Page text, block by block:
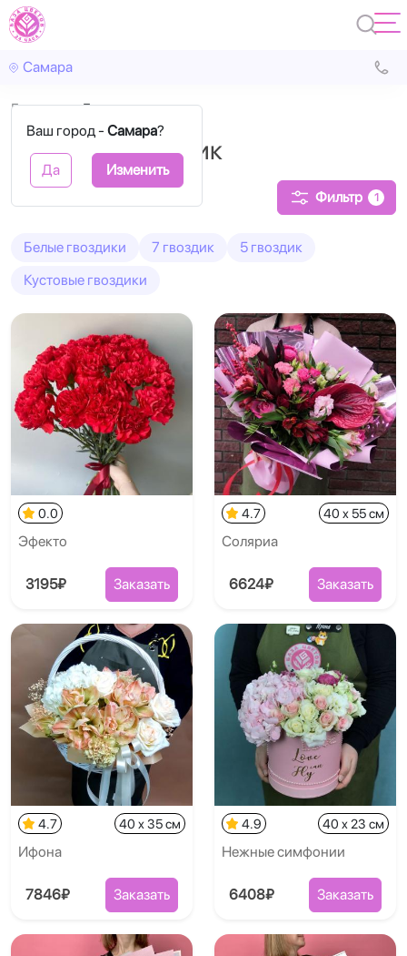
Самара
Ваш город - Самара?
Да Изменить
Главная Гвоздика
Букеты из гвоздик
Фильтр 1
Белые гвоздики 7 гвоздик
5 гвоздик
Кустовые гвоздики
0.0
Эфекто
3195₽ Заказать
4.7 40 x 55 см
Соляриа
6624₽ Заказать
4.7 40 x 35 см
Ифона
7846₽ Заказать
4.9 40 x 23 см
Нежные симфонии
6408₽ Заказать